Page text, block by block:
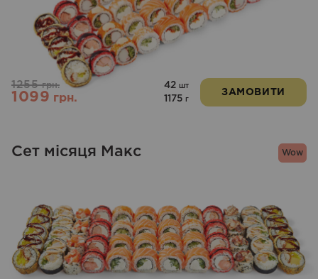
1255грн.
1099грн.
42 шт
1175 г
ЗАМОВИТИ
Wow
Сет місяця Макс